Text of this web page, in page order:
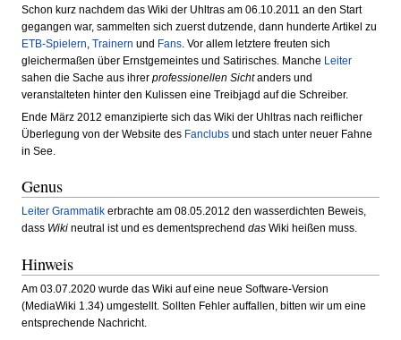
Schon kurz nachdem das Wiki der Uhltras am 06.10.2011 an den Start
gegangen war, sammelten sich zuerst dutzende, dann hunderte Artikel zu
ETB-Spielern Trainern und Fans . Vor allem letztere freuten sich
gleichermaßen über Ernstgemeintes und Satirisches. Manche Leiter
sahen die Sache aus ihrer professionellen Sichtanders und
veranstalteten hinter den Kulissen eine Treibjagd auf die Schreiber.
Ende März 2012 emanzipierte sich das Wiki der Uhltras nach reiflicher
Überlegung von der Website des Fanclubs und stach unter neuer Fahne
in See.
Genus
Leiter Grammatik erbrachte am 08.05.2012 den wasserdichten Beweis,
dass Wiki neutral ist und es dementsprechend das Wiki heißen muss.
Hinweis
Am 03.07.2020 wurde das Wiki auf eine neue Software-Version
(MediaWiki 1.34) umgestellt. Sollten Fehler auffallen, bitten wir um eine
entsprechende Nachricht.